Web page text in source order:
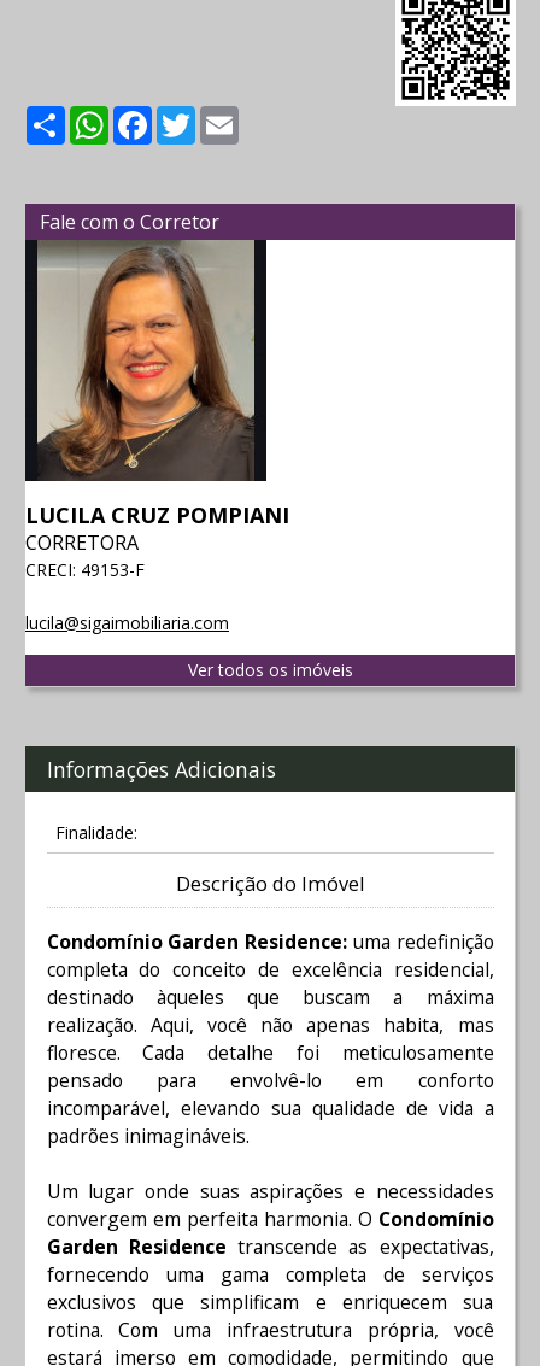
ShareWhatsApp
Facebook
Twitter
Fale com o Corretor
LUCILA CRUZ POMPIANI
CORRETORA
CRECI: 49153-F
lucila@sigaimobiliaria.com
Ver todos os imóveis
Informações Adicionais
Finalidade:
Descrição do Imóvel
Condomínio Garden Residence: uma redefinição
completa do conceito de excelência residencial,
destinado àqueles que buscam a máxima
realização. Aqui, você não apenas habita, mas
floresce. Cada detalhe foi meticulosamente
pensado para envolvê-lo em conforto
incomparável, elevando sua qualidade de vida a
padrões inimagináveis.
Um lugar onde suas aspirações e necessidades
convergem em perfeita harmonia. O Condomínio
Garden Residence transcende as expectativas,
fornecendo uma gama completa de serviços
exclusivos que simplificam e enriquecem sua
rotina. Com uma infraestrutura própria, você
estará imerso em comodidade, permitindo que